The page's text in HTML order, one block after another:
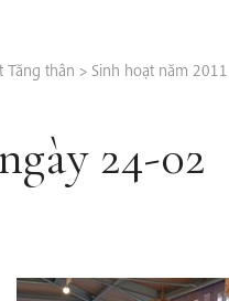
Tăng thân > Sinh hoạt năm 2011
24-02